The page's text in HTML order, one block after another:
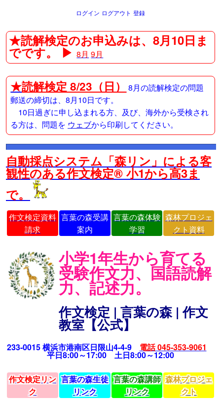
ログイン ログアウト 登録
★読解検定のお申込みは、8月10日ま
でです。 ▶8月 9月
★読解検定 8/23（日）
8月の読解検定の問題
郵送の締切は、8月10日です。
10日過ぎに申し込まれる方、及び、海外から受検され
る方は、問題を ウェブから印刷してください。
自動採点システム「森リン」による客
観性のある作文検定® 小1から高3ま
で。
作文検定資料
請求
言葉の森受講
案内
言葉の森体験
学習
森林プロジェ
クト資料
小学1年生から育てる
受験作文力、国語読解
力、記述力。
作文検定 | 言葉の森 | 作文
教室【公式】
233-0015 横浜市港南区日限山4-4-9 電話 045-353-9061
平日8:00～17:00 土日8:00～12:00
作文検定リン
ク
言葉の森生徒
リンク
言葉の森講師
リンク
森林プロジェ
クト